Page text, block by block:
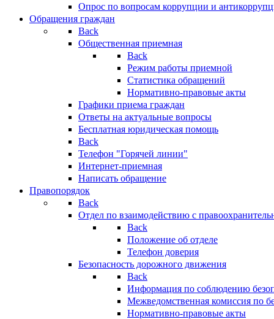
Опрос по вопросам коррупции и
Обращения граждан
Back
Общественная приемная
Back
Режим работы приемной
Статистика обращений
Нормативно-правовые акты
Графики приема граждан
Ответы на актуальные вопросы
Бесплатная юридическая помощь
Back
Телефон "Горячей линии"
Интернет-приемная
Написать обращение
Правопорядок
Back
Отдел по взаимодействию с
Back
Положение об отделе
Телефон доверия
Безопасность дорожного движения
Back
Информация по соблюдению
Межведомственная комиссия по
Нормативно-правовые акты